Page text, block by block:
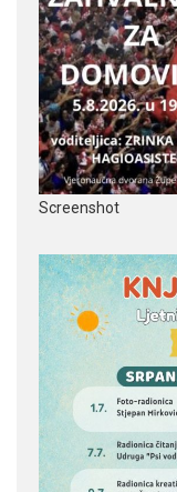
Screenshot